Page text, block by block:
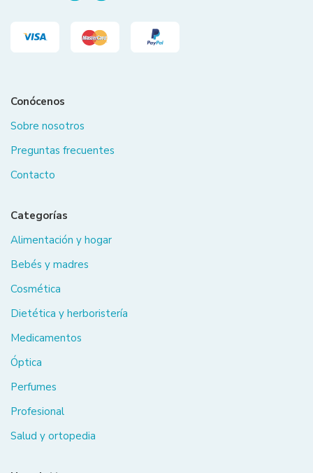
Conócenos
Sobre nosotros
Preguntas frecuentes
Contacto
Categorías
Alimentación y hogar
Bebés y madres
Cosmética
Dietética y herboristería
Medicamentos
Óptica
Perfumes
Profesional
Salud y ortopedia